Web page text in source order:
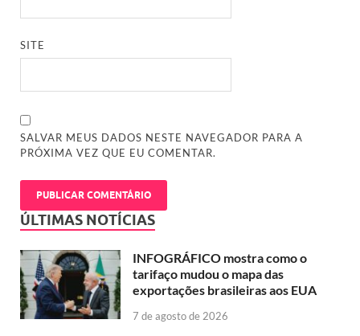
SITE
SALVAR MEUS DADOS NESTE NAVEGADOR PARA A
PRÓXIMA VEZ QUE EU COMENTAR.
ÚLTIMAS NOTÍCIAS
INFOGRÁFICO mostra como o
tarifaço mudou o mapa das
exportações brasileiras aos EUA
7 de agosto de 2026